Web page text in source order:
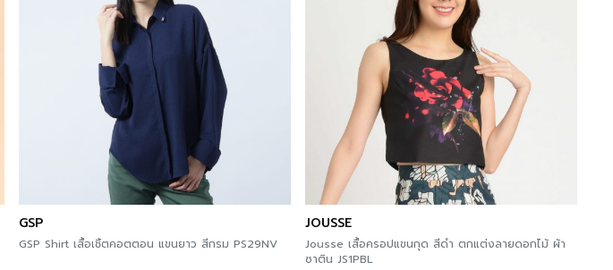
GSP
GSP Shirt เสื้อเชิ้ตคอตตอน แขนยาว สีกรม PS29NV
JOUSSE
Jousse เสื้อครอปแขนกุด สีดำ ตกแต่งลายดอกไม้ ผ้า
ซาติน JS1PBL